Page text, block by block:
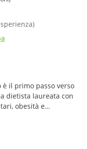
il primo passo verso
dietista laureata con
obesità e